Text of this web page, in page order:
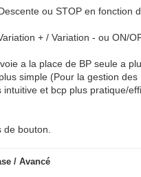
ou STOP en fonction
+ / Variation - ou ON/
a la place de BP seule a
simple (Pour la gestion
intuitive et bcp plus pratique/
bouton.
/ Avancé